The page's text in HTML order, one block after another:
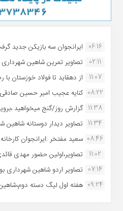
06:16 ایرانجوان سه بازیکن جدید
02:11
تصاویر تمرین شاهین
11:07
از دهقاید تا فولاد خوزستان
08:22 کنایه عجیب امیر حسین
11:38 گزارش روز/گنج میخواهید
11:34 تصاویر دیدار دوستانه شاهین
08:46 سعید مفتخر :ایرانجوان
11:02
تصاویر،اولین حضور مهدی
07:14 تصاویر اردو شاهین
09:24 هفته اول لیگ دسته